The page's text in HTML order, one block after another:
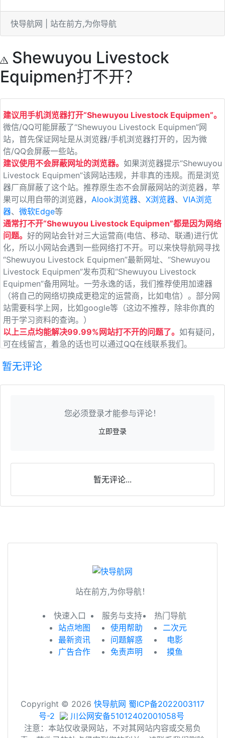
快导航网 | 站在前方,为你导航
Shewuyou Livestock
Equipmen打不开？
建议用手机浏览器打开“Shewuyou Livestock Equipmen”。
微信/QQ可能屏蔽了“Shewuyou Livestock Equipmen”网
站，首先保证网址是从浏览器/手机浏览器打开的，因为微
信/QQ会屏蔽一些站。
建议使用不会屏蔽网址的浏览器。 如果浏览器提示“Shewuyou
Livestock Equipmen”该网站违规，并非真的违规。而是浏览
器厂商屏蔽了这个站。推荐原生态不会屏蔽网站的浏览器，苹
果可以用自带的浏览器， Alook浏览器、 X浏览器、 VIA浏览
器、 微软Edge等
通常打不开“Shewuyou Livestock Equipmen”都是因为网络
问题。 好的网站会针对三大运营商(电信、移动、联通)进行优
化，所以小网站会遇到一些网络打不开。可以来快导航网寻找
“Shewuyou Livestock Equipmen”最新网址、“Shewuyou
Livestock Equipmen”发布页和“Shewuyou Livestock
Equipmen”备用网址。一劳永逸的话，我们推荐使用加速器
（将自己的网络切换成更稳定的运营商，比如电信）。部分网
站需要科学上网，比如google等（这边不推荐，除非你真的
用于学习资料的查询。）
以上三点均能解决99.99%网站打不开的问题了。 如有疑问，
可在线留言，着急的话也可以通过QQ在线联系我们。
暂无评论
您必须登录才能参与评论！
立即登录
暂无评论...
站在前方,为你导航！
快速入口
站点地图
最新资讯
广告合作
服务与支持
使用帮助
问题解惑
免责声明
热门导航
二次元
电影
摸鱼
Copyright © 2026 快导航网 蜀ICP备2022003117
号-2
川公网安备51012402001058号
注意：本站仅收录网站，不对其网站内容或交易负